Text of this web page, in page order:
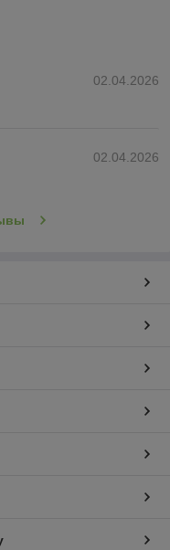
02.04.2026
02.04.2026